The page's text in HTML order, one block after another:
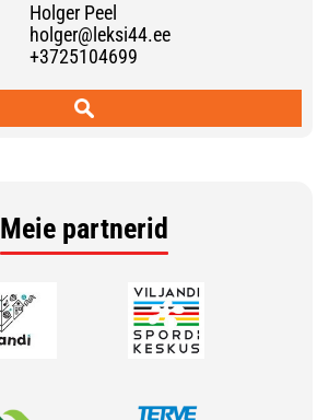
Holger Peel
holger@leksi44.ee
+3725104699
Meie partnerid